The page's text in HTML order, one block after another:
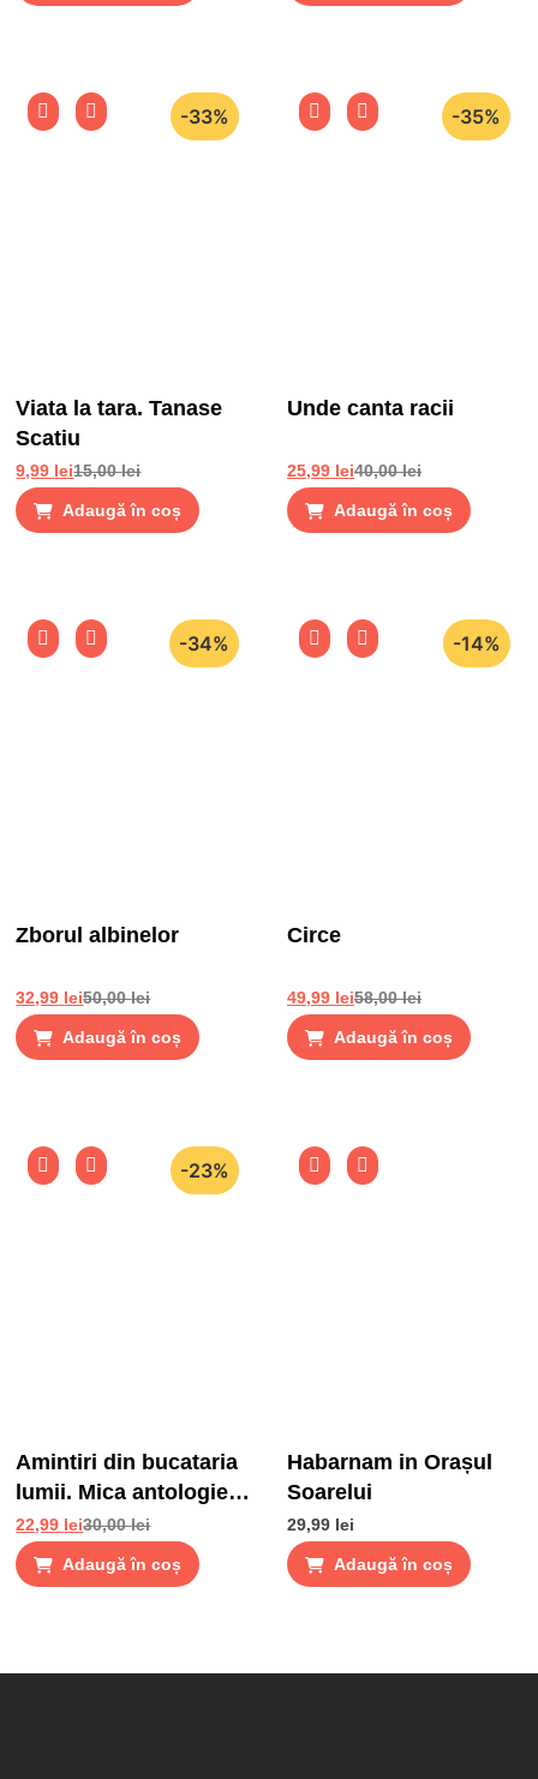
-33%
Viata la tara. Tanase
Scatiu
15,00lei
9,99 lei
Adaugă în coș
-35%
Unde canta racii
40,00lei
25,99 lei
Adaugă în coș
-34%
Zborul albinelor
50,00lei
32,99 lei
Adaugă în coș
-14%
Circe
58,00lei
49,99 lei
Adaugă în coș
-23%
Amintiri din bucataria
lumii. Mica antologie
de gusturi, stari si
gustari
30,00lei
22,99 lei
Adaugă în coș
Habarnam in Orașul
Soarelui
29,99 lei
Adaugă în coș